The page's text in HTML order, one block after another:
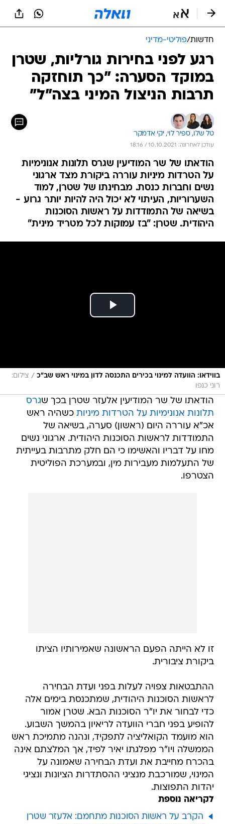
חדשות/פוליטי-מדיני
רגע לפני בחירות גורליות, שטרן
במוקד הסערה: "כך תוחזקה
תרבות הניצול המיני בצה"ל"
טל שלו, ספיר לוי, יקי אדמקר
עודכן לאחרונה: 10.10.2021 / 18:16
הודאתו של שר המודיעין שגרס תלונות אנונימיות
על הטרדות מיניות עוררה ביקורת מצד ארגוני
נשים וחברות כנסת. מבחינתו של שטרן, למוד
השערוריות, העיתוי לא יכול היה להיות יותר גרוע -
בשיאה של התמודדות על ראשות הסוכנות
היהודית. שטרן: "בז עמוקות לכל מטריד מינית"
בווידאו: הוועדה למינוי בכירים התכנסה לדון במינוי ראש שב"כ / צילום:
רוני כנפו
הודאתו של שר המודיעין אלעזר שטרן בכך שגרס
תלונות אנונימיות על הטרדות מיניות כשהיה ראש
אכ"א עוררה היום (ראשון) סערה, בשיאה של
התמודדות לראשות הסוכנות היהודית. ארגוני נשים
מחו על דבריו והאשימו כי הם חלק מתרבות בעייתית
של התעלמות מעבירות מין, ובמערכת הפוליטית
הצטרפו.
זו לא הייתה הפעם הראשונה שאמירותיו הציתו
ביקורת ציבורית.
ההתבטאות צפויה לעלות בפני ועדת הבחירה
לראשות הסוכנות היהודית, שמתכנסת בימים אלה
כדי לבחור את יו"ר הסוכנות הבא. שטרן אמור
להופיע בפני חברי הוועדה לריאיון בהמשך השבוע.
הוא מועמד הקואליציה לתפקיד, ונהנה מתמיכת ראש
הממשלה ויו"ר מפלגתו יאיר לפיד, אך המלצתם אינה
בהכרח מחייבת את ועדת הבחירה שאמונה על
המינוי, שמורכבת מנציגי ההסתדרות הציונות ונציגי
יהדות התפוצות.
לקריאה נוספת
הקרב על ראשות הסוכנות מתחמם: אלעזר שטרן